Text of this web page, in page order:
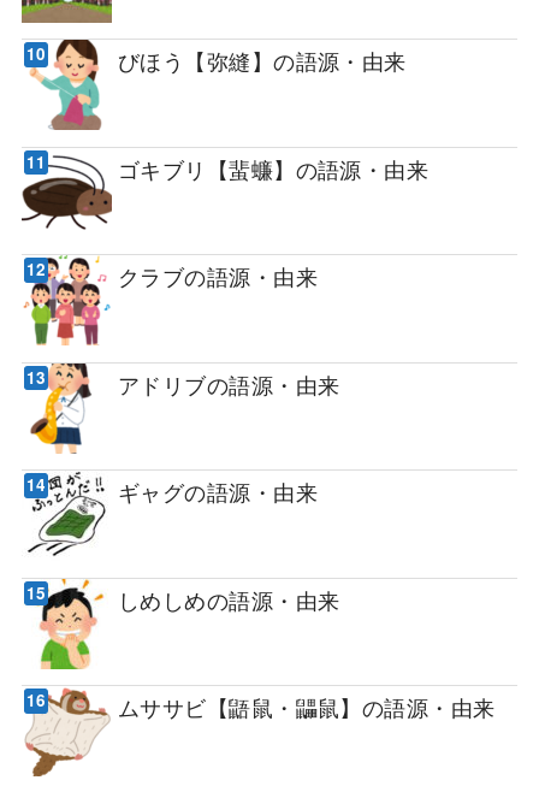
びほう【弥縫】の語源・由来
ゴキブリ【蜚蠊】の語源・由来
クラブの語源・由来
アドリブの語源・由来
ギャグの語源・由来
しめしめの語源・由来
ムササビ【鼯鼠・鼺鼠】の語源・由来